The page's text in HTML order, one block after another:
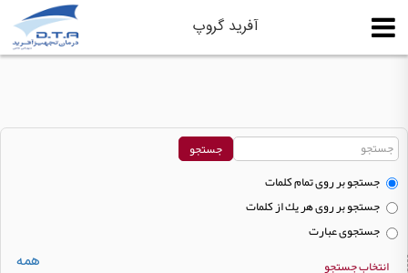
آفرید گروپ
جستجو بر روی تمام كلمات
جستجو بر روی هر يك از كلمات
جستجوی عبارت
انتخاب جستجو
همه